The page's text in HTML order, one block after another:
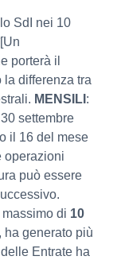
SdI nei 10
[Un
porterà il
la differenza tra
MENSILI :
settembre
il 16 del mese
operazioni
può essere
di 10
ha generato più
Entrate ha